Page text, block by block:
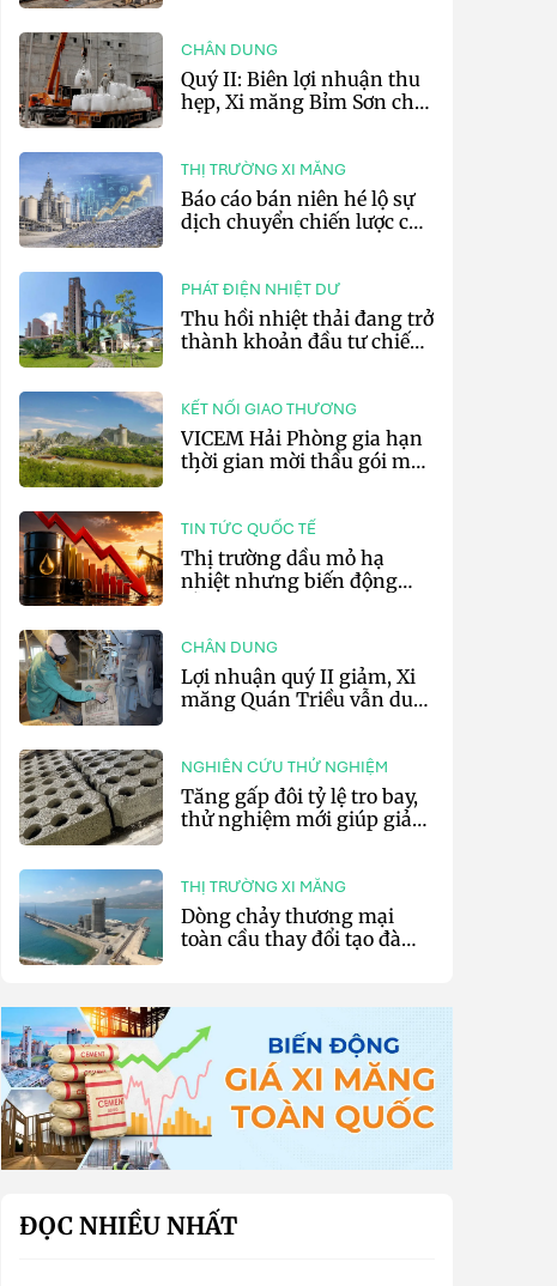
CHÂN DUNG
Quý II: Biên lợi nhuận thu
hẹp, Xi măng Bỉm Sơn chỉ
THỊ TRƯỜNG XI MĂNG
Báo cáo bán niên hé lộ sự
dịch chuyển chiến lược của
PHÁT ĐIỆN NHIỆT DƯ
Thu hồi nhiệt thải đang trở
thành khoản đầu tư chiến
KẾT NỐI GIAO THƯƠNG
VICEM Hải Phòng gia hạn
thời gian mời thầu gói mua
TIN TỨC QUỐC TẾ
Thị trường dầu mỏ hạ
nhiệt nhưng biến động
CHÂN DUNG
Lợi nhuận quý II giảm, Xi
măng Quán Triều vẫn duy
NGHIÊN CỨU THỬ NGHIỆM
Tăng gấp đôi tỷ lệ tro bay,
thử nghiệm mới giúp giảm
THỊ TRƯỜNG XI MĂNG
Dòng chảy thương mại
toàn cầu thay đổi tạo đà
ĐỌC NHIỀU NHẤT